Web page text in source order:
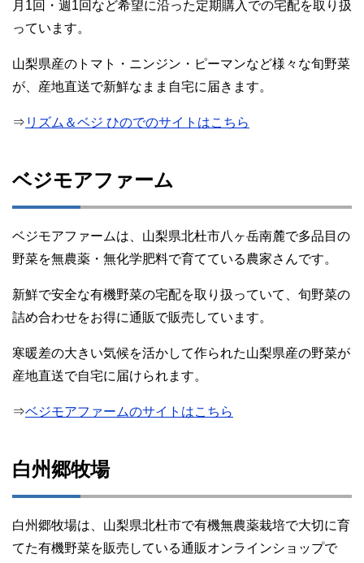
月1回・週1回など希望に沿った定期購入での宅配を取り扱
っています。
山梨県産のトマト・ニンジン・ピーマンなど様々な旬野菜
が、産地直送で新鮮なまま自宅に届きます。
⇒ リズム＆ベジ ひのでのサイトはこちら
ベジモアファーム
ベジモアファームは、山梨県北杜市八ヶ岳南麓で多品目の
野菜を無農薬・無化学肥料で育てている農家さんです。
新鮮で安全な有機野菜の宅配を取り扱っていて、旬野菜の
詰め合わせをお得に通販で販売しています。
寒暖差の大きい気候を活かして作られた山梨県産の野菜が
産地直送で自宅に届けられます。
⇒ベジモアファームのサイトはこちら
白州郷牧場
白州郷牧場は、山梨県北杜市で有機無農薬栽培で大切に育
てた有機野菜を販売している通販オンラインショップで